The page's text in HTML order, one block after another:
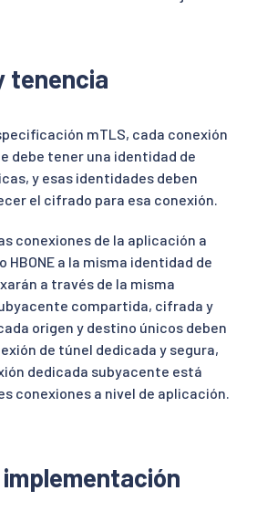
tenencia
mTLS, cada conexión
debe tener una identidad de
y esas identidades deben
el cifrado para esa conexión.
conexiones de la aplicación a
a la misma identidad de
a través de la misma
compartida, cifrada y
origen y destino únicos deben
de túnel dedicada y segura,
dedicada subyacente está
conexiones a nivel de aplicación.